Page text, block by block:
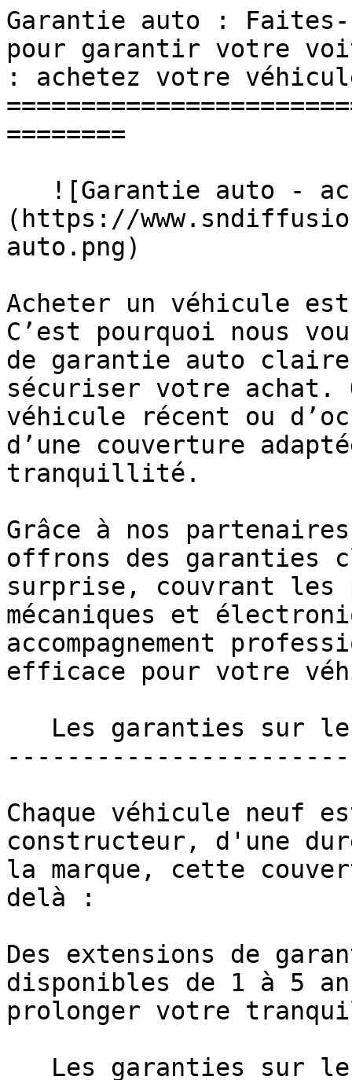
Garantie auto : Faites-
pour garantir votre
: achetez votre
========
(https://
auto.png)
Acheter un véhicule
C’est pourquoi nous
de garantie auto
sécuriser votre achat.
véhicule récent ou
d’une couverture
tranquillité.
Grâce à nos
offrons des garanties
surprise, couvrant les
mécaniques et
accompagnement
efficace pour votre
Chaque véhicule neuf
constructeur, d'une
la marque, cette
delà :
Des extensions de
disponibles de 1 à 5
prolonger votre